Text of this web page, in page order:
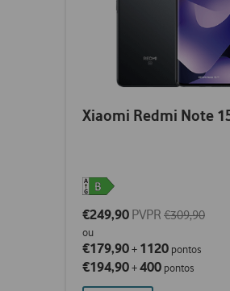
Xiaomi Redmi Note
€249,90 PVPR €309,90
ou
€179,90+ 1120 pontos
€194,90+400 pontos